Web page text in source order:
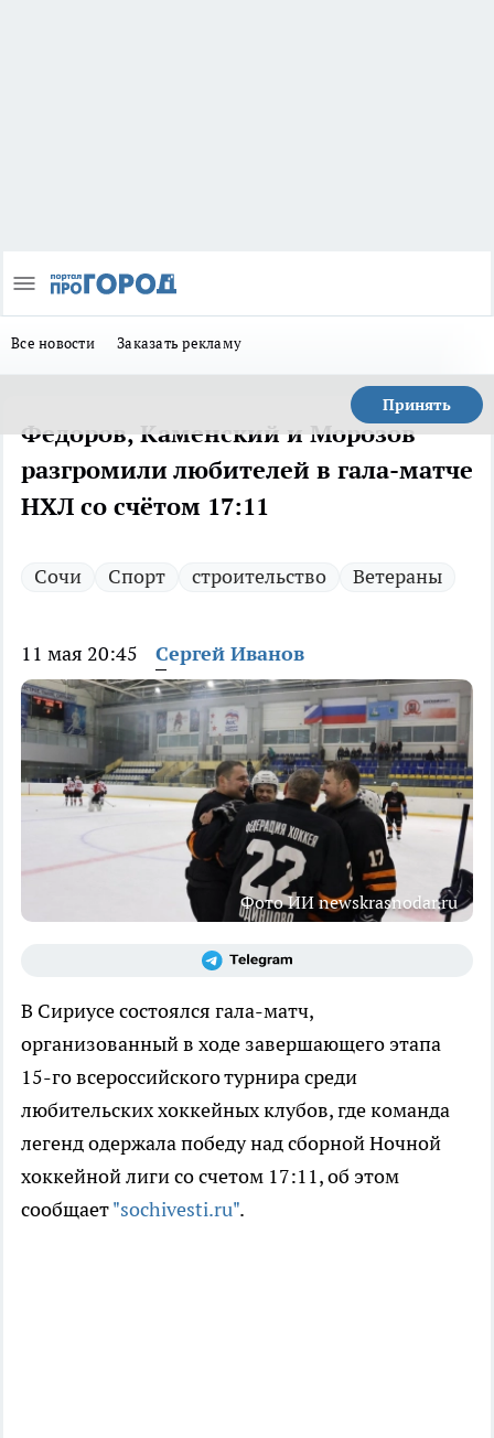
Все новости Заказать рекламу
Принять
Федоров, Каменский и Морозов
разгромили любителей в гала-матче
НХЛ со счётом 17:11
Сочи Спорт строительство Ветераны
11 мая 20:45 Сергей Иванов
Фото ИИ newskrasnodar.ru
В Сириусе состоялся гала-матч,
организованный в ходе завершающего этапа
15-го всероссийского турнира среди
любительских хоккейных клубов, где команда
легенд одержала победу над сборной Ночной
хоккейной лиги со счетом 17:11, об этом
сообщает"sochivesti.ru".